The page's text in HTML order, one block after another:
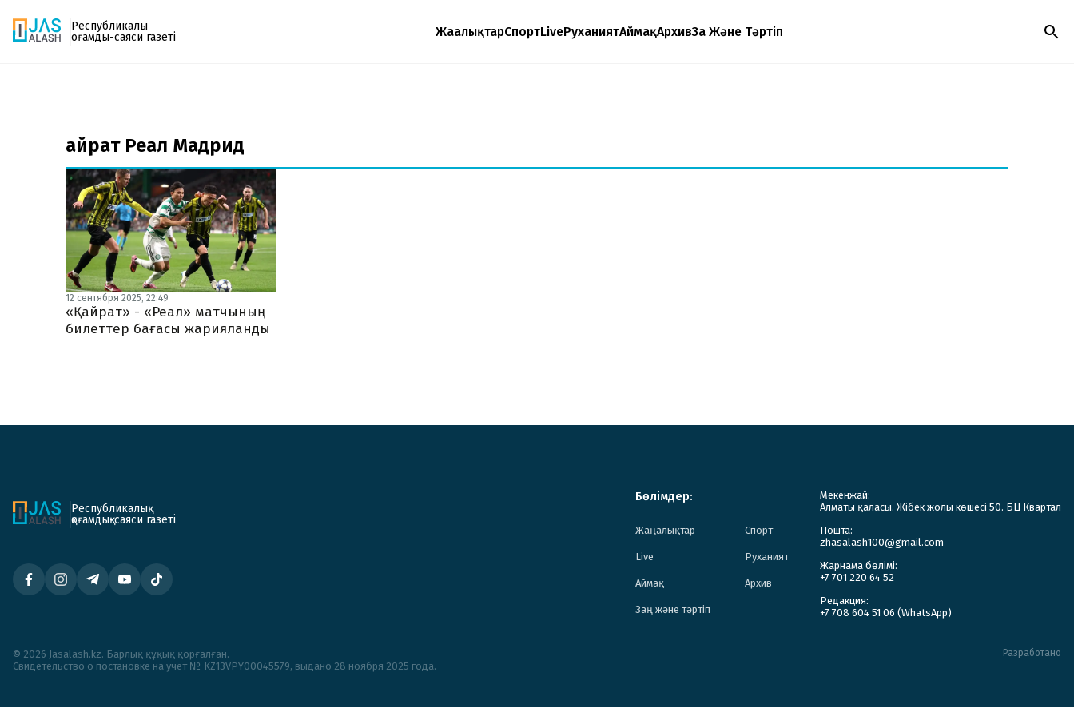
Республикалық
қоғамдық-саяси газеті
ЖаңалықтарСпортLiveРуханиятАймақАрхивЗаң Және Тәртіп
поштаңызға алып отырыңыз. Жаңа нөмір
шыққан сәтте сізге бірден жіберіледі. Тек email
енгізіңіз, біз қалғанын өзіміз жібереміз.
Қайрат Реал Мадрид
12 сентября 2025, 22:49
«Қайрат» - «Реал» матчының
билеттер бағасы жарияланды
Республикалық
қоғамдық-саяси газеті
Бөлімдер:
Жаңалықтар Спорт
Live Руханият
Аймақ Архив
Заң және тәртіп
Мекенжай:
Алматы қаласы. Жібек жолы көшесі 50. БЦ Квартал
Пошта:
zhasalash100@gmail.com
Жарнама бөлімі:
+7 701 220 64 52
Редакция:
+7 708 604 51 06 (WhatsApp)
© 2026 Jasalash.kz. Барлық құқық қорғалған.
Cвидетельство о постановке на учет № KZ13VPY00045579, выдано 28 ноября 2025 года.
Разработано